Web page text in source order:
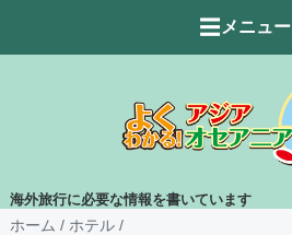
☰ メニュー
海外旅行に必要な情報を書いています
ホーム / ホテル /